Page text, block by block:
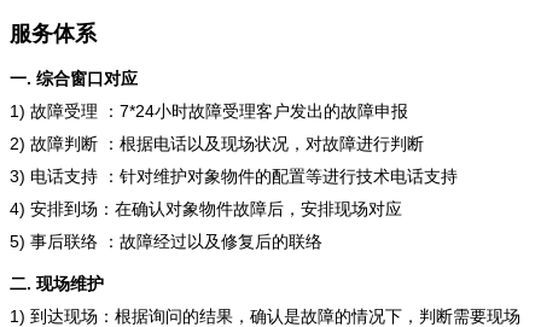
服务体系
一. 综合窗口对应
1) 故障受理 ： 7*24小时故障受理客户发出的故障申报
2) 故障判断 ：根据电话以及现场状况，对故障进行判断
3) 电话支持 ：针对维护对象物件的配置等进行技术电话支持
4) 安排到场：在确认对象物件故障后，安排现场对应
5) 事后联络 ：故障经过以及修复后的联络
二. 现场维护
1) 到达现场：根据询问的结果，确认是故障的情况下，判断需要现场